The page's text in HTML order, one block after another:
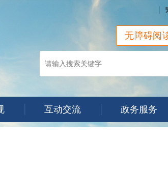
无障碍阅
互动交流 政务服务